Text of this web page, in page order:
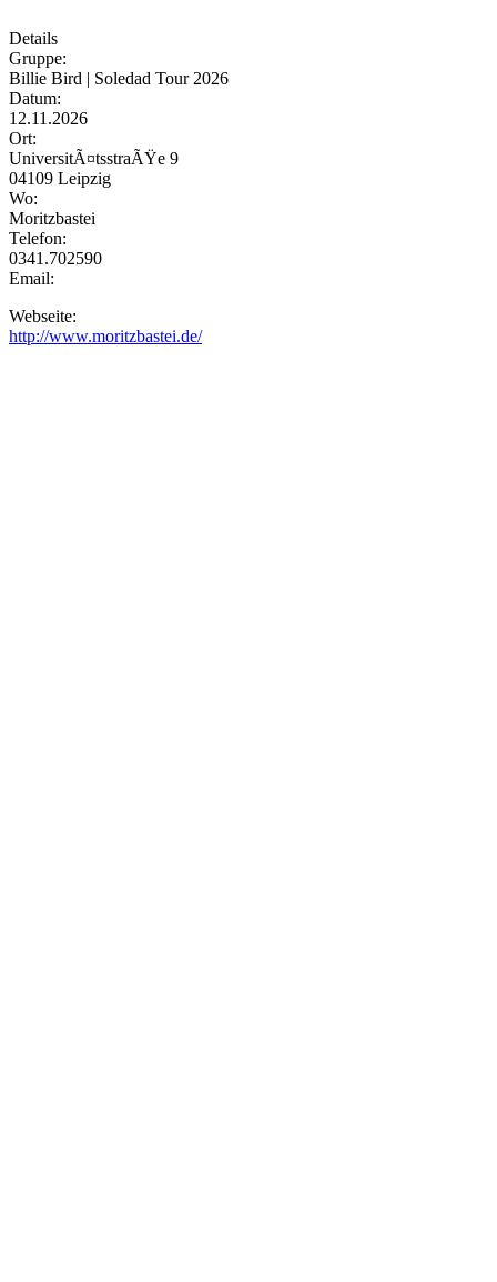
Details
Gruppe:
Billie Bird | Soledad Tour 2026
Datum:
12.11.2026
Ort:
UniversitÃ¤tsstraÃŸe 9
04109 Leipzig
Wo:
Moritzbastei
Telefon:
0341.702590
Email:
Webseite:
http://www.moritzbastei.de/